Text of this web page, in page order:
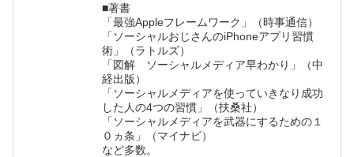
■著書
「最強Appleフレームワーク」（時事通信）
「ソーシャルおじさんのiPhoneアプリ習慣
術」（ラトルズ）
「図解 ソーシャルメディア早わかり」（中
経出版）
「ソーシャルメディアを使っていきなり成功
した人の4つの習慣」（扶桑社）
「ソーシャルメディアを武器にするための１
０ヵ条」（マイナビ）
など多数。